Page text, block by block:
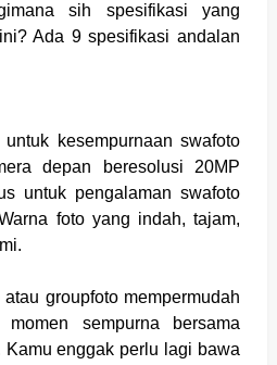
sih spesifikasi yang
Ada 9 spesifikasi andalan
kesempurnaan swafoto
depan beresolusi 20MP
untuk pengalaman swafoto
foto yang indah, tajam,
atau groupfoto mempermudah
momen sempurna bersama
enggak perlu lagi bawa